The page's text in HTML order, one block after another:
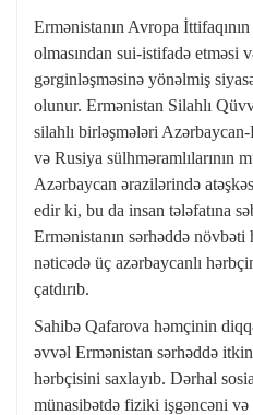
Ermənistanın Avropa
olmasından sui-istifadə etməsi
gərginləşməsinə yönəlmiş
olunur. Ermənistan Silahlı
silahlı birləşmələri
və Rusiya sülhməramlılarının
Azərbaycan ərazilərində
edir ki, bu da insan tələfatına
Ermənistanın sərhəddə
nəticədə üç azərbaycanlı
çatdırıb.
Sahibə Qafarova həmçinin
əvvəl Ermənistan sərhəddə
hərbçisini saxlayıb. Dərhal
münasibətdə fiziki işgəncəni və